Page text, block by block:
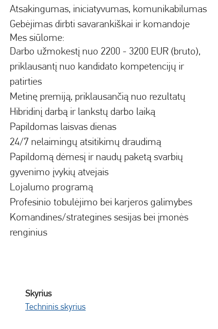
Atsakingumas, iniciatyvumas, komunikabilumas
Gebėjimas dirbti savarankiškai ir komandoje
Mes siūlome:
Darbo užmokestį nuo 2200 - 3200 EUR (bruto),
priklausantį nuo kandidato kompetencijų ir
patirties
Metinę premiją, priklausančią nuo rezultatų
Hibridinį darbą ir lankstų darbo laiką
Papildomas laisvas dienas
24/7 nelaimingų atsitikimų draudimą
Papildomą dėmesį ir naudų paketą svarbių
gyvenimo įvykių atvejais
Lojalumo programą
Profesinio tobulėjimo bei karjeros galimybes
Komandines/strategines sesijas bei įmonės
renginius
Skyrius
Techninis skyrius